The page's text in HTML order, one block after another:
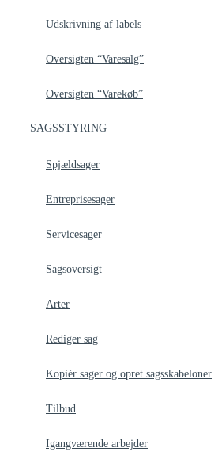
Udskrivning af labels
Oversigten “Varesalg”
Oversigten “Varekøb”
SAGSSTYRING
Spjældsager
Entreprisesager
Servicesager
Sagsoversigt
Arter
Rediger sag
Kopiér sager og opret sagsskabeloner
Tilbud
Igangværende arbejder